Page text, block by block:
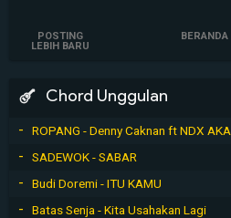
POSTING
LEBIH BARU
BERANDA
Chord Unggulan
ROPANG - Denny Caknan ft NDX AKA
SADEWOK - SABAR
Budi Doremi - ITU KAMU
Batas Senja - Kita Usahakan Lagi